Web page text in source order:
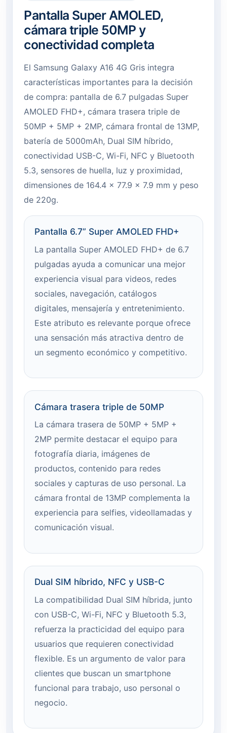
Pantalla Super AMOLED,
cámara triple 50MP y
conectividad completa
El Samsung Galaxy A16 4G Gris integra
características importantes para la decisión
de compra: pantalla de 6.7 pulgadas Super
AMOLED FHD+, cámara trasera triple de
50MP + 5MP + 2MP, cámara frontal de 13MP,
batería de 5000mAh, Dual SIM híbrido,
conectividad USB-C, Wi-Fi, NFC y Bluetooth
5.3, sensores de huella, luz y proximidad,
dimensiones de 164.4 × 77.9 × 7.9 mm y peso
de 220g.
Pantalla 6.7” Super AMOLED FHD+
La pantalla Super AMOLED FHD+ de 6.7
pulgadas ayuda a comunicar una mejor
experiencia visual para videos, redes
sociales, navegación, catálogos
digitales, mensajería y entretenimiento.
Este atributo es relevante porque ofrece
una sensación más atractiva dentro de
un segmento económico y competitivo.
Cámara trasera triple de 50MP
La cámara trasera de 50MP + 5MP +
2MP permite destacar el equipo para
fotografía diaria, imágenes de
productos, contenido para redes
sociales y capturas de uso personal. La
cámara frontal de 13MP complementa la
experiencia para selfies, videollamadas y
comunicación visual.
Dual SIM híbrido, NFC y USB-C
La compatibilidad Dual SIM híbrida, junto
con USB-C, Wi-Fi, NFC y Bluetooth 5.3,
refuerza la practicidad del equipo para
usuarios que requieren conectividad
flexible. Es un argumento de valor para
clientes que buscan un smartphone
funcional para trabajo, uso personal o
negocio.